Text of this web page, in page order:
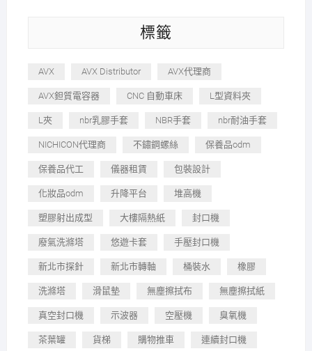
標籤
AVX AVX Distributor AVX代理商
AVX鉭質電容器 CNC 自動車床 L型資料夾
L夾 nbr乳膠手套 NBR手套 nbr耐油手套
NICHICON代理商 不鏽鋼螺絲 保養品odm
保養品代工 儀器租賃 包裝設計
化妝品odm 升降平台 堆高機
塑膠射出成型 大樓隔熱紙 封口機
廢氣洗滌塔 悠遊卡套 手壓封口機
新北市探針 新北市轉軸 桶裝水 橡膠
洗滌塔 滑鼠墊 無塵擦拭布 無塵擦拭紙
真空封口機 示波器 空壓機 臭氧機
茶葉罐 貨梯 購物推車 連續封口機